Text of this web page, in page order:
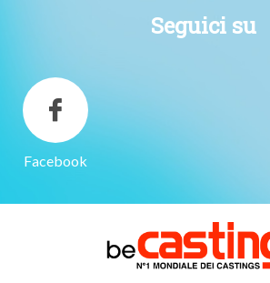
Seguici su
Facebook